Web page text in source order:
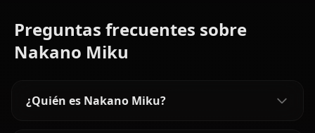
Preguntas frecuentes sobre
Nakano Miku
¿Quién es Nakano Miku?